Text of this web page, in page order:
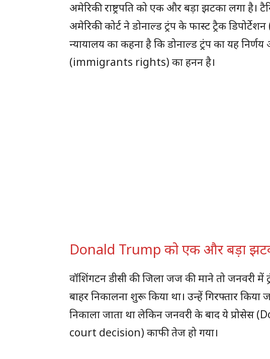
अमेरिकी राष्ट्रपति को एक और बड़ा झटका लगा है।
अमेरिकी कोर्ट ने डोनाल्ड ट्रंप के फास्ट ट्रैक
न्यायालय का कहना है कि डोनाल्ड ट्रंप का यह निर्णय
(immigrants rights) का हनन है।
Donald Trump को एक और बड़ा
वॉशिंगटन डीसी की जिला जज की माने तो जनवरी में
बाहर निकालना शुरू किया था। उन्हें गिरफ्तार किया
निकाला जाता था लेकिन जनवरी के बाद ये
court decision) काफी तेज हो गया।